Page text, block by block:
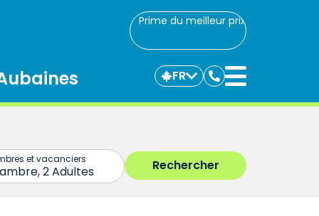
Prime du meilleur prix
FR
Communiquez
avec